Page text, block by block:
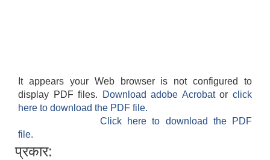
It appears your Web browser is not configured to
display PDF files.
Download adobe Acrobatorclick
here to download the PDF file.
Click here to download the PDF
file.
प्रकार: